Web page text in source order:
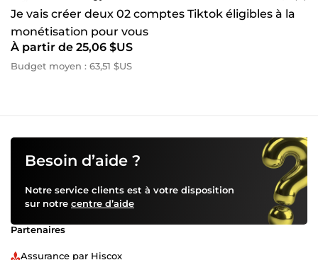
Je vais créer deux 02 comptes Tiktok éligibles à la
monétisation pour vous
À partir de 25,06 $US
Budget moyen : 63,51 $US
Besoin d’aide ?
Notre service clients est à votre disposition
sur notre centre d’aide
Partenaires
Assurance par Hiscox